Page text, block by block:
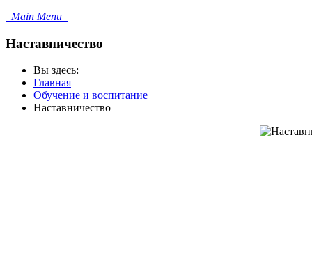
Main Menu
Наставничество
Вы здесь:
Главная
Обучение и воспитание
Наставничество